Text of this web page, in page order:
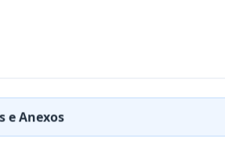
PARA A CONTRATAÇÃO DE EMPRESA
PARA FUTURO E EVENTUAL
e Anexos